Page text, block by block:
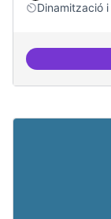
Dinamització